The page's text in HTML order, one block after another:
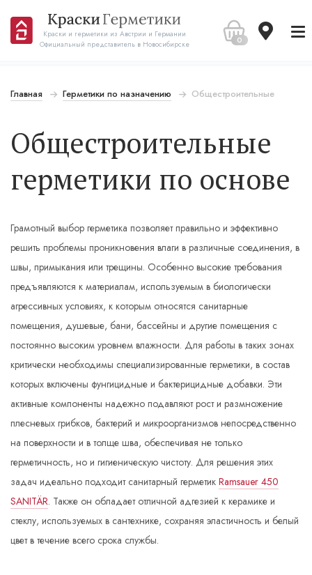
Краски и герметики из Австрии и Германии
Официальный представитель в Новосибирске
0
Главная Герметики по назначению Общестроительные
Общестроительные
герметики по основе
Грамотный выбор герметика позволяет правильно и эффективно
решить проблемы проникновения влаги в различные соединения, в
швы, примыкания или трещины. Особенно высокие требования
предъявляются к материалам, используемым в биологически
агрессивных условиях, к которым относятся санитарные
помещения, душевые, бани, бассейны и другие помещения с
постоянно высоким уровнем влажности. Для работы в таких зонах
критически необходимы специализированные герметики, в состав
которых включены фунгицидные и бактерицидные добавки. Эти
активные компоненты надежно подавляют рост и размножение
плесневых грибков, бактерий и микроорганизмов непосредственно
на поверхности и в толще шва, обеспечивая не только
герметичность, но и гигиеническую чистоту. Для решения этих
задач идеально подходит санитарный герметик Ramsauer 450
SANITÄR. Также он обладает отличной адгезией к керамике и
стеклу, используемых в сантехнике, сохраняя эластичность и белый
цвет в течение всего срока службы.